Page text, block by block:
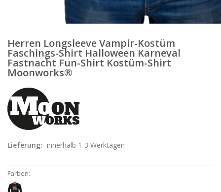
Herren Longsleeve Vampir-Kostüm
Faschings-Shirt Halloween Karneval
Fastnacht Fun-Shirt Kostüm-Shirt
Moonworks®
Lieferung: innerhalb 1-3 Werktagen
Farben: